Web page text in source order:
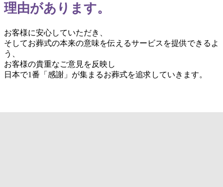
理由があります。
お客様に安心していただき、
そしてお葬式の本来の意味を伝えるサービスを提供できるよ
う、
お客様の貴重なご意見を反映し
日本で1番「感謝」が集まるお葬式を追求していきます。